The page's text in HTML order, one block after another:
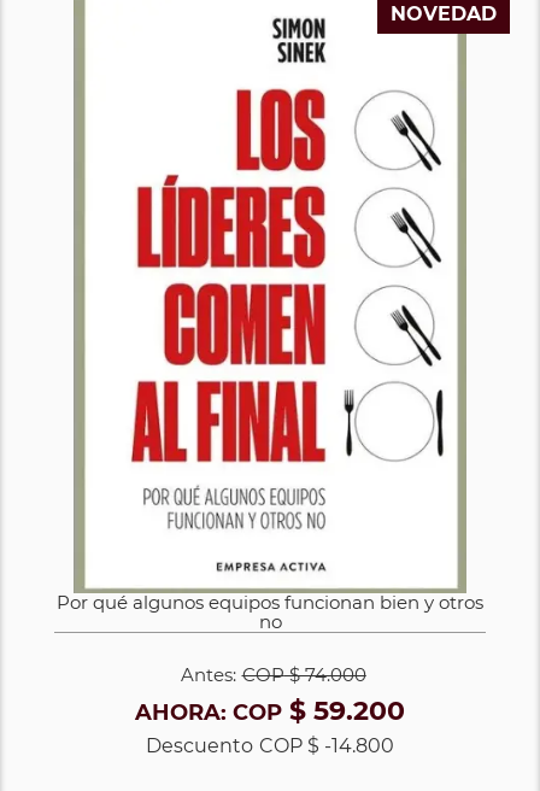
NOVEDAD
Por qué algunos equipos funcionan bien y otros
no
Antes: COP$ 74.000
AHORA: COP $ 59.200
Descuento COP $ -14.800